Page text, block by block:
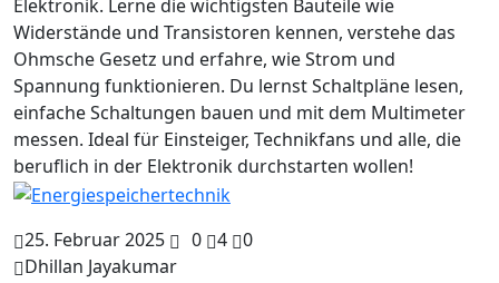
Elektronik. Lerne die wichtigsten Bauteile wie
Widerstände und Transistoren kennen, verstehe das
Ohmsche Gesetz und erfahre, wie Strom und
Spannung funktionieren. Du lernst Schaltpläne lesen,
einfache Schaltungen bauen und mit dem Multimeter
messen. Ideal für Einsteiger, Technikfans und alle, die
beruflich in der Elektronik durchstarten wollen!
25. Februar 2025 0 4
0
Dhillan Jayakumar